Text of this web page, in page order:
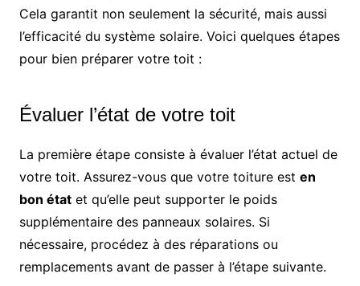
Cela garantit non seulement la sécurité, mais aussi
l’efficacité du système solaire. Voici quelques étapes
pour bien préparer votre toit :
Évaluer l’état de votre toit
La première étape consiste à évaluer l’état actuel de
votre toit. Assurez-vous que votre toiture est en
bon étatet qu’elle peut supporter le poids
supplémentaire des panneaux solaires. Si
nécessaire, procédez à des réparations ou
remplacements avant de passer à l’étape suivante.